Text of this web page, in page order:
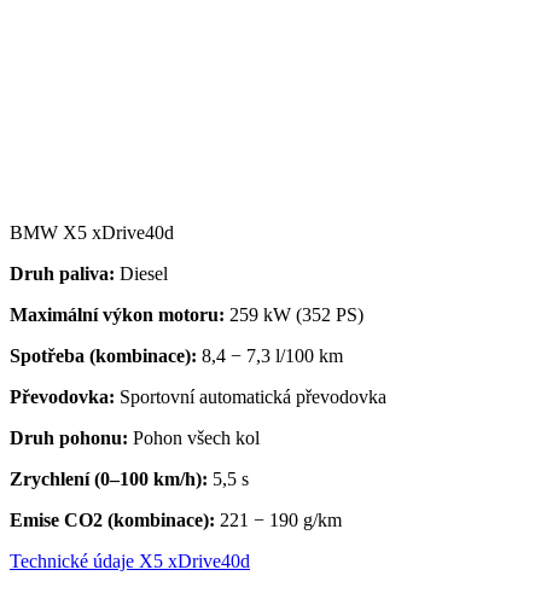
BMW X5 xDrive40d
Druh paliva: Diesel
Maximální výkon motoru: 259 kW (352 PS)
Spotřeba (kombinace): 8,4 − 7,3 l/100 km
Převodovka: Sportovní automatická převodovka
Druh pohonu: Pohon všech kol
Zrychlení (0–100 km/h): 5,5 s
Emise CO2 (kombinace): 221 − 190 g/km
Technické údaje X5 xDrive40d